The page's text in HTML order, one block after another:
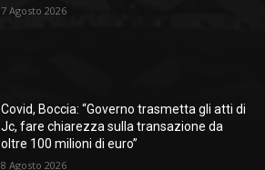
7 Agosto 2026
Covid, Boccia: “Governo trasmetta gli atti di
Jc, fare chiarezza sulla transazione da
oltre 100 milioni di euro”
8 Agosto 2026